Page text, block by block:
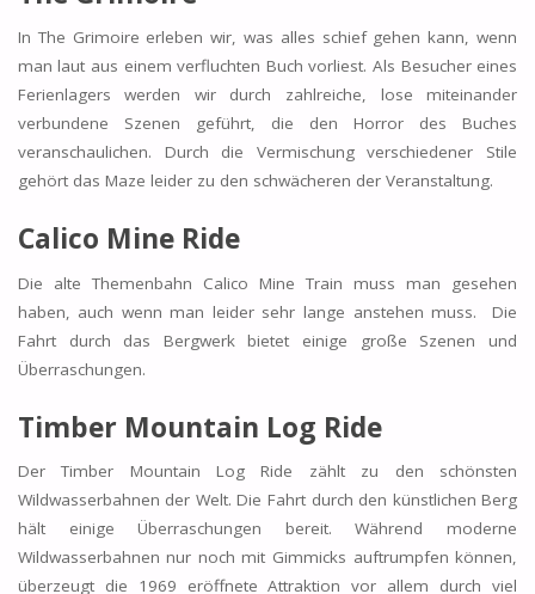
In The Grimoire erleben wir, was alles schief gehen kann, wenn
man laut aus einem verfluchten Buch vorliest. Als Besucher eines
Ferienlagers werden wir durch zahlreiche, lose miteinander
verbundene Szenen geführt, die den Horror des Buches
veranschaulichen. Durch die Vermischung verschiedener Stile
gehört das Maze leider zu den schwächeren der Veranstaltung.
Calico Mine Ride
Die alte Themenbahn Calico Mine Train muss man gesehen
haben, auch wenn man leider sehr lange anstehen muss. Die
Fahrt durch das Bergwerk bietet einige große Szenen und
Überraschungen.
Timber Mountain Log Ride
Der Timber Mountain Log Ride zählt zu den schönsten
Wildwasserbahnen der Welt. Die Fahrt durch den künstlichen Berg
hält einige Überraschungen bereit. Während moderne
Wildwasserbahnen nur noch mit Gimmicks auftrumpfen können,
überzeugt die 1969 eröffnete Attraktion vor allem durch viel